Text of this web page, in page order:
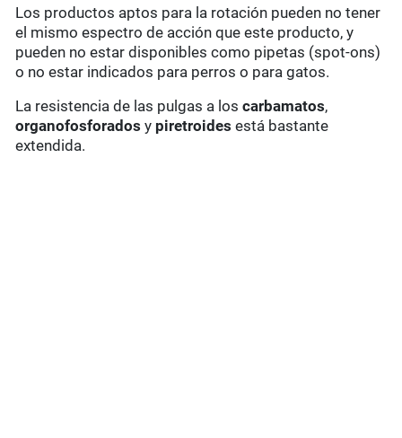
Los productos aptos para la rotación pueden no tener
el mismo espectro de acción que este producto, y
pueden no estar disponibles como pipetas (spot-ons)
o no estar indicados para perros o para gatos.
La resistencia de las pulgas a loscarbamatos,
organofosforados y piretroides está bastante
extendida.